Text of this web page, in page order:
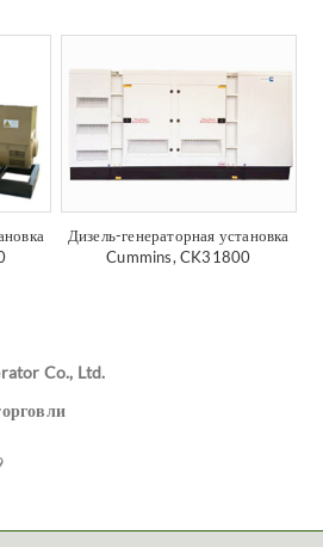
Дизель-генераторная установка
Cummins, CK31800
Co., Ltd.